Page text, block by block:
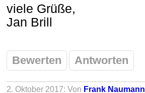
viele Grüße,
Jan Brill
Bewerten Antworten
2. Oktober 2017: Von Frank Naumann